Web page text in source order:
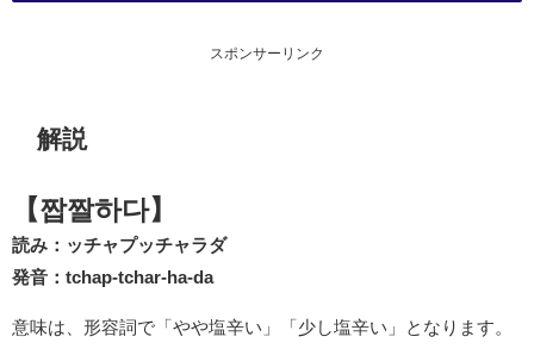
スポンサーリンク
解説
【짭짤하다】
読み：ッチャプッチャラダ
発音：tchap-tchar-ha-da
意味は、形容詞で「やや塩辛い」「少し塩辛い」となります。